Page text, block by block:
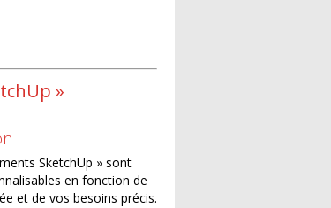
»
SketchUp » sont
en fonction de
et de vos besoins précis.